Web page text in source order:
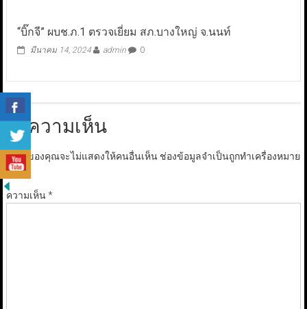
“บิ๊กจี” ผบช.ภ.1 ตรวจเยี่ยม สภ.บางใหญ่ จ.นนท์
มีนาคม 14, 2024 admin 0
ใส่ความเห็น
อีเมลของคุณจะไม่แสดงให้คนอื่นเห็น ช่องข้อมูลจำเป็นถูกทำเครื่องหมาย
*
ความเห็น*